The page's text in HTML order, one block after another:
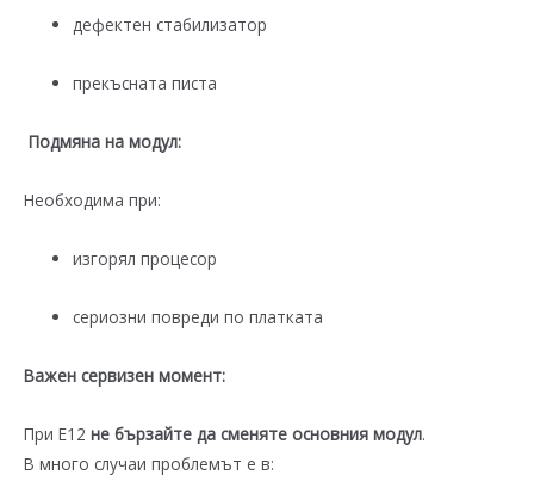
дефектен стабилизатор
прекъсната писта
Подмяна на модул:
Необходима при:
изгорял процесор
сериозни повреди по платката
Важен сервизен момент:
При E12 не бързайте да сменяте основния модул.
В много случаи проблемът е в: